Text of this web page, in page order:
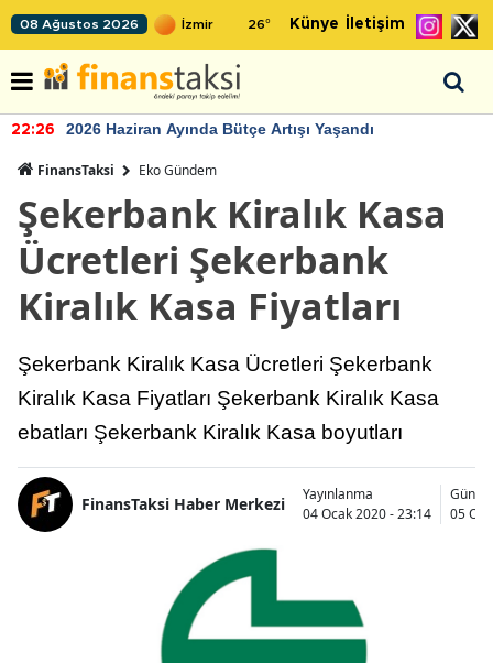
08 Ağustos 2026 26° Künye İletişim
22:26 2026 Haziran Ayında Bütçe Artışı Yaşandı
FinansTaksi Eko Gündem
Şekerbank Kiralık Kasa
Ücretleri Şekerbank
Kiralık Kasa Fiyatları
Şekerbank Kiralık Kasa Ücretleri Şekerbank
Kiralık Kasa Fiyatları Şekerbank Kiralık Kasa
ebatları Şekerbank Kiralık Kasa boyutları
FinansTaksi Haber Merkezi
Yayınlanma
04 Ocak 2020 - 23:14
05